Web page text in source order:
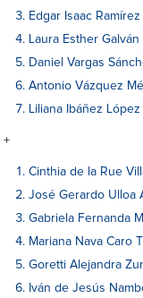
Edgar Isaac
Laura Esther
Daniel Vargas
Antonio Vázquez
Liliana Ibáñez
+
Cinthia de la Rue
José Gerardo Ulloa
Gabriela Fernanda
Mariana Nava Caro
Goretti Alejandra
Iván de Jesús